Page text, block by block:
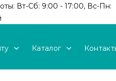
Вт-Сб: 9:00 - 17:00, Вс-Пн:
Каталог